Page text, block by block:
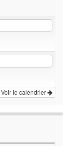
Voir le calendrier